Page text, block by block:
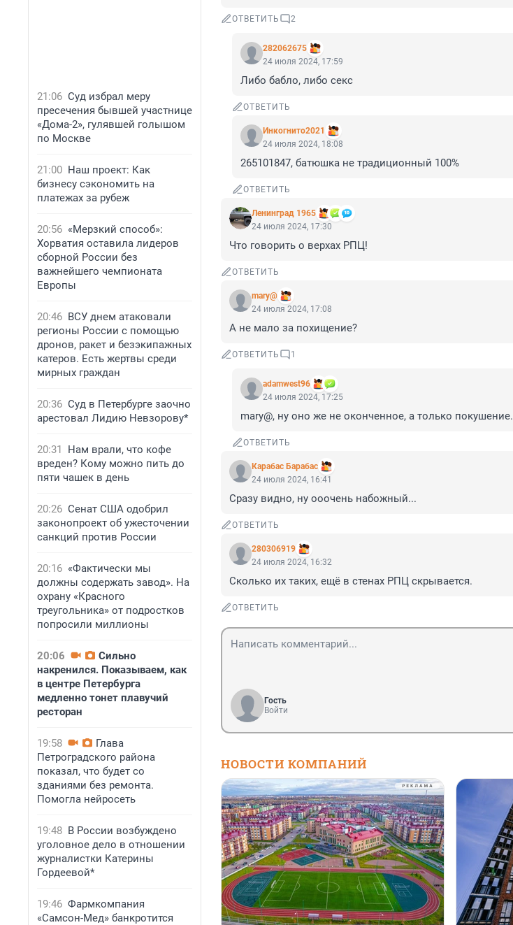
21:06 Суд избрал меру
пресечения бывшей участнице
«Дома-2», гулявшей голышом
по Москве
21:00 Наш проект: Как
бизнесу сэкономить на
платежах за рубеж
20:56 «Мерзкий способ»:
Хорватия оставила лидеров
сборной России без
важнейшего чемпионата
Европы
20:46 ВСУ днем атаковали
регионы России с помощью
дронов, ракет и безэкипажных
катеров. Есть жертвы среди
мирных граждан
20:36 Суд в Петербурге заочно
арестовал Лидию Невзорову*
20:31
Нам врали, что кофе
вреден? Кому можно пить до
пяти чашек в день
20:26 Сенат США одобрил
законопроект об ужесточении
санкций против России
20:16 «Фактически мы
должны содержать завод». На
охрану «Красного
треугольника» от подростков
попросили миллионы
20:06
Сильно
накренился. Показываем, как
в центре Петербурга
медленно тонет плавучий
ресторан
19:58
Глава
Петроградского района
показал, что будет со
зданиями без ремонта.
Помогла нейросеть
19:48 В России возбуждено
уголовное дело в отношении
журналистки Катерины
Гордеевой*
19:46 Фармкомпания
«Самсон-Мед» банкротится
ОТВЕТИТЬ 2
282062675
24 июля 2024, 17:59
Либо бабло, либо секс
ОТВЕТИТЬ
Инкогнито2021
24 июля 2024, 18:08
265101847, батюшка не традиционный 100%
ОТВЕТИТЬ
Ленинград 1965
24 июля 2024, 17:30
Что говорить о верхах РПЦ!
ОТВЕТИТЬ
mary@
24 июля 2024, 17:08
А не мало за похищение?
ОТВЕТИТЬ 1
adamwest96
24 июля 2024, 17:25
mary@, ну оно же не оконченное, а только покушение.
ОТВЕТИТЬ
Карабас Барабас
24 июля 2024, 16:41
Сразу видно, ну ооочень набожный...
ОТВЕТИТЬ
280306919
24 июля 2024, 16:32
Сколько их таких, ещё в стенах РПЦ скрывается.
ОТВЕТИТЬ
Гость
Войти
НОВОСТИ КОМПАНИЙ